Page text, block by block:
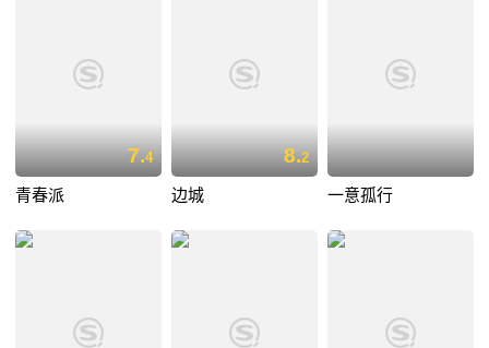
7.4
青春派
8.2
边城 一意孤行